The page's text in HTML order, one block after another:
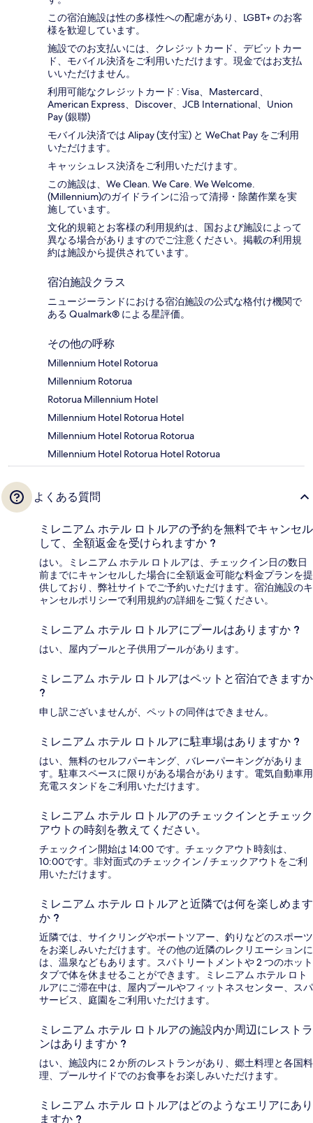
この宿泊施設は性の多様性への配慮があり、LGBT+ のお客
様を歓迎しています。
施設でのお支払いには、クレジットカード、デビットカー
ド、モバイル決済をご利用いただけます。現金ではお支払
いいただけません。
利用可能なクレジットカード : Visa、Mastercard、
American Express、Discover、JCB International、Union
Pay (銀聯)
モバイル決済では Alipay (支付宝) と WeChat Pay をご利用
いただけます。
キャッシュレス決済をご利用いただけます。
この施設は、We Clean. We Care. We Welcome.
(Millennium)のガイドラインに沿って清掃・除菌作業を実
施しています。
文化的規範とお客様の利用規約は、国および施設によって
異なる場合がありますのでご注意ください。掲載の利用規
約は施設から提供されています。
宿泊施設クラス
ニュージーランドにおける宿泊施設の公式な格付け機関で
ある Qualmark® による星評価。
その他の呼称
Millennium Hotel Rotorua
Millennium Rotorua
Rotorua Millennium Hotel
Millennium Hotel Rotorua Hotel
Millennium Hotel Rotorua Rotorua
Millennium Hotel Rotorua Hotel Rotorua
よくある質問
ミレニアム ホテル ロトルアの予約を無料でキャンセル
して、全額返金を受けられますか ?
はい。ミレニアム ホテル ロトルアは、チェックイン日の数日
前までにキャンセルした場合に全額返金可能な料金プランを提
供しており、弊社サイトでご予約いただけます。宿泊施設のキ
ャンセルポリシーで利用規約の詳細をご覧ください。
ミレニアム ホテル ロトルアにプールはありますか ?
はい、屋内プールと子供用プールがあります。
ミレニアム ホテル ロトルアはペットと宿泊できますか
?
申し訳ございませんが、ペットの同伴はできません。
ミレニアム ホテル ロトルアに駐車場はありますか ?
はい、無料のセルフパーキング、バレーパーキングがありま
す。駐車スペースに限りがある場合があります。電気自動車用
充電スタンドをご利用いただけます。
ミレニアム ホテル ロトルアのチェックインとチェック
アウトの時刻を教えてください。
チェックイン開始は 14:00 です。チェックアウト時刻は、
10:00です。非対面式のチェックイン / チェックアウトをご利
用いただけます。
ミレニアム ホテル ロトルアと近隣では何を楽しめます
か ?
近隣では、サイクリングやボートツアー、釣りなどのスポーツ
をお楽しみいただけます。その他の近隣のレクリエーションに
は、温泉などもあります。スパトリートメントや 2 つのホット
タブで体を休ませることができます。ミレニアム ホテル ロト
ルアにご滞在中は、屋内プールやフィットネスセンター、スパ
サービス、庭園をご利用いただけます。
ミレニアム ホテル ロトルアの施設内か周辺にレストラ
ンはありますか ?
はい、施設内に 2 か所のレストランがあり、郷土料理と各国料
理、プールサイドでのお食事をお楽しみいただけます。
ミレニアム ホテル ロトルアはどのようなエリアにあり
ますか ?